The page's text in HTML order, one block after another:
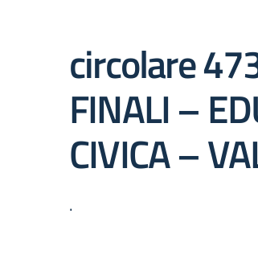
circolare
FINALI –
CIVICA –
.